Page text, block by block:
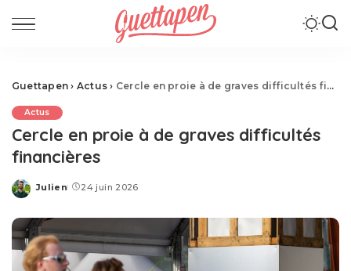
Guettapen › Actus › Cercle en proie à de graves difficultés financières
Actus
Cercle en proie à de graves difficultés
financières
Posted
Julien 24 juin 2026